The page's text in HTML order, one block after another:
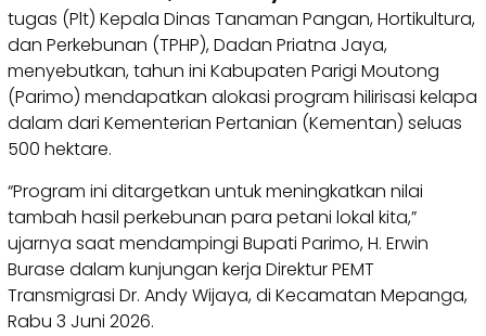
tugas (Plt) Kepala Dinas Tanaman Pangan, Hortikultura,
dan Perkebunan (TPHP), Dadan Priatna Jaya,
menyebutkan, tahun ini Kabupaten Parigi Moutong
(Parimo) mendapatkan alokasi program hilirisasi kelapa
dalam dari Kementerian Pertanian (Kementan) seluas
500 hektare.
“Program ini ditargetkan untuk meningkatkan nilai
tambah hasil perkebunan para petani lokal kita,”
ujarnya saat mendampingi Bupati Parimo, H. Erwin
Burase dalam kunjungan kerja Direktur PEMT
Transmigrasi Dr. Andy Wijaya, di Kecamatan Mepanga,
Rabu 3 Juni 2026.